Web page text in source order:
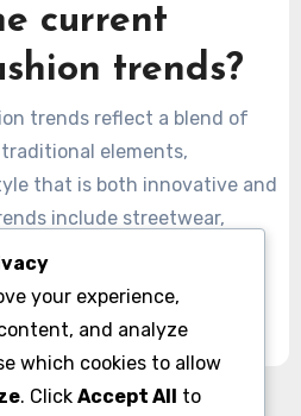
current
trends?
trends reflect a blend of
elements,
that is both innovative and
include streetwear,
kimonos, minimalist
a growing focus on eco-
your experience,
and analyze
which cookies to allow
. Click Accept All to